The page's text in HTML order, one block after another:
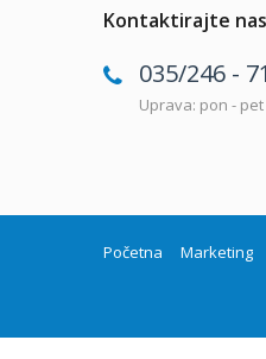
Kontaktirajte nas
035/246 -
Uprava: pon - pet
Početna Marketing